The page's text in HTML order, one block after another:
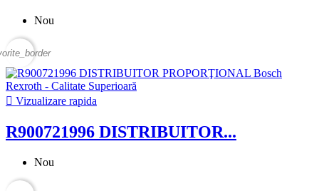
Nou
 Vizualizare rapida
R900721996 DISTRIBUITOR...
Nou